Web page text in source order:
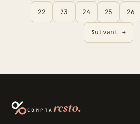
22 23 24 25 26
Suivant →
COMPTA resto.